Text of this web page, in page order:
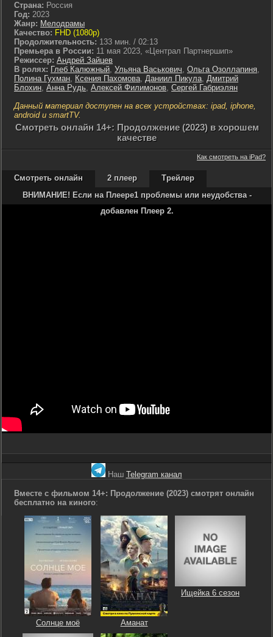
Страна: Россия
Год: 2023
Жанр: Мелодрамы
Качество: FHD (1080p)
Продолжительность: 133 мин. / 02:13
Премьера в России: 11 мая 2023, «Централ Партнершип»
Режиссер: Андрей Зайцев
В ролях: Глеб Калюжный, Ульяна Васькович, Ольга Озоллапиня,
Полина Гухман, Ксения Пахомова, Даниил Пикула, Дмитрий
Блохин, Анна Рудь, Алексей Филимонов, Сергей Габриэлян
Данный материал доступен на всех устройствах: ipad, iphone,
android и smartTV.
Cмотреть онлайн 14+: Продолжение (2023) в хорошем
качестве
Как смотреть на iPad?
Смотреть онлайн 2 плеер
Трейлер
ВНИМАНИЕ! Если на Плеере1 проблемы или неудобства -
добавлен Плеер 2.
Наш Telegram канал
Вместе с фильмом 14+: Продолжение (2023) смотрят онлайн
бесплатно на киного:
Солнце моё Аманат
Ищейка 6 сезон